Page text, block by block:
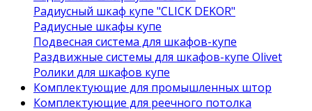
Радиусный шкаф купе "CLICK DEKOR"
Радиусные шкафы купе
Подвесная система для шкафов-купе
Раздвижные системы для шкафов-купе Olivet
Ролики для шкафов купе
Комплектующие для промышленных штор
Комплектующие для реечного потолка